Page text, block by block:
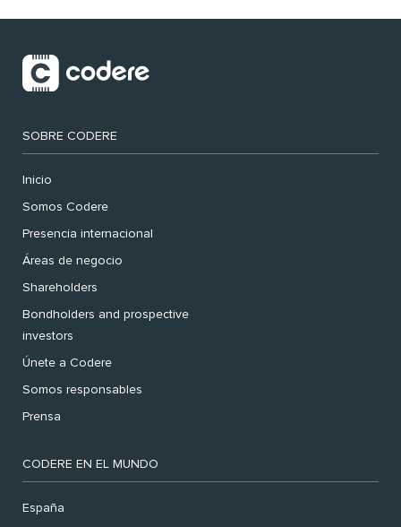
SOBRE CODERE
Inicio
Somos Codere
Presencia internacional
Áreas de negocio
Shareholders
Bondholders and prospective
investors
Únete a Codere
Somos responsables
Prensa
CODERE EN EL MUNDO
España